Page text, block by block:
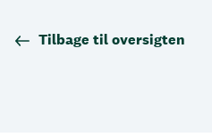
Tilbage til oversigten